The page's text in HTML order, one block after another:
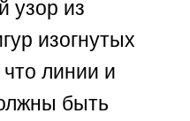
узор из
изогнутых
линии и
быть